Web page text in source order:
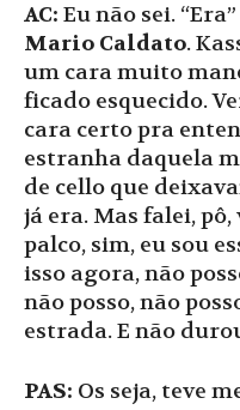
AC: Eu não sei.
Mario Caldato.
um cara muito
ficado esquecido.
cara certo pra
estranha daquela
de cello que
já era. Mas falei,
palco, sim, eu sou
isso agora, não
não posso, não
estrada. E não
PAS: Os seja, teve